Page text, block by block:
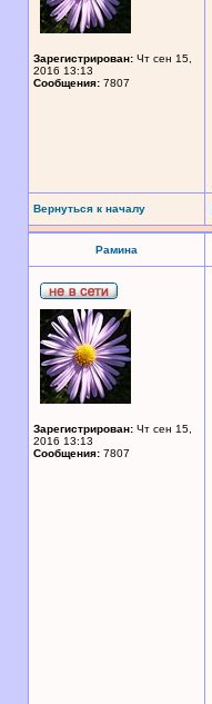
Зарегистрирован: Чт сен 15,
2016 13:13
Сообщения: 7807
Вернуться к началу
Рамина
Зарегистрирован: Чт сен 15,
2016 13:13
Сообщения: 7807